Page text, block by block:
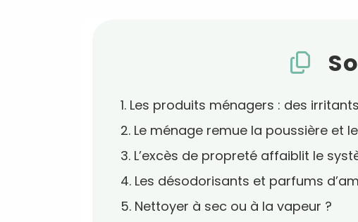
1. Les produits ménagers : des
2. Le ménage remue la poussière et
3. L’excès de propreté affaiblit le
4. Les désodorisants et parfums
5. Nettoyer à sec ou à la vapeur ?